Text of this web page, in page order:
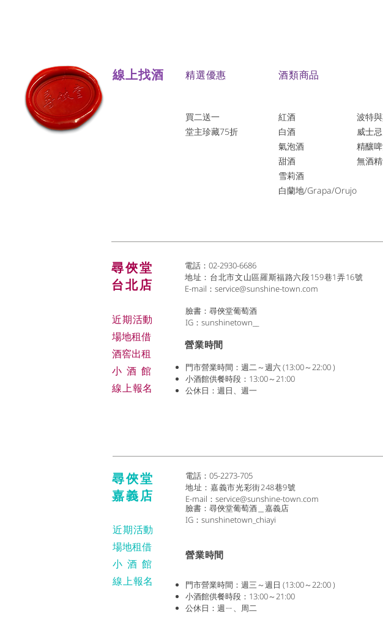
線上找酒 ​精選優惠 酒類商品
買二送一
堂主珍藏75折
紅酒
白酒
氣泡酒
​甜酒
雪莉酒
白蘭地/Grapa/Orujo
波特
威士忌
精釀
無酒
尋俠堂
台北店
近期活動
場地租借
​酒窖出租
小酒 館
線上報名
電話：02-2930-6686
地址：台北市文山區羅斯福路六段159巷1弄16號
E-mail： service@sunshine-town.com
臉書：尋俠堂葡萄酒
IG：sunshinetown__
​營業時間
門市營業時間：週二～週六 (13:00～22:00 )
小酒館供餐時段：13:00～21:00
公休日：週日、週一
尋俠堂
嘉義店
電話：05-2273-705
地址： 嘉義市光彩街248巷9號
E-mail： service@sunshine-town.com
近期活動
場地租借
小酒 館
線上報名
​營業時間
門市營業時間：週三～週日 (13:00～22:00 )
小酒館供餐時段：13:00～21:00
公休日：週ㄧ、周二
臉書：尋俠堂葡萄酒＿嘉義店
IG：sunshinetown_chiayi